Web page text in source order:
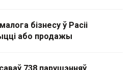
бізнесу ў Расіі
або продажы